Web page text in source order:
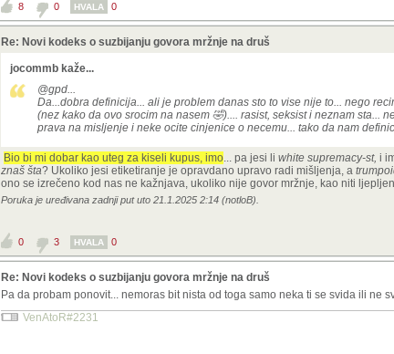
8 0 HVALA 0
Re: Novi kodeks o suzbijanju govora mržnje na druš
jocommb kaže...
@gpd...
Da...dobra definicija... ali je problem danas sto to vise nije to... nego
(nez kako da ovo srocim na nasem 🤣).... rasist, seksist i neznam sta...
prava na misljenje i neke ocite cinjenice o necemu... tako da nam
Bio bi mi dobar kao uteg za kiseli kupus, imo... pa jesi li white supremacy-st, i
znaš šta? Ukoliko jesi etiketiranje je opravdano upravo radi mišljenja, a
ono se izrečeno kod nas ne kažnjava, ukoliko nije govor mržnje, kao niti
Poruka je uređivana zadnji put uto 21.1.2025 2:14 (notloB).
0 3 HVALA 0
Re: Novi kodeks o suzbijanju govora mržnje na druš
Pa da probam ponovit... nemoras bit nista od toga samo neka ti se svida ili ne
VenAtoR#2231